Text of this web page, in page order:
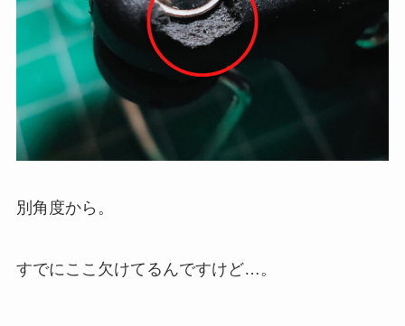
別角度から。
すでにここ欠けてるんですけど…。